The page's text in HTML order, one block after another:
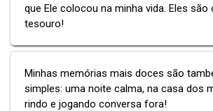
que Ele colocou na minha vida. Eles
tesouro!
Minhas memórias mais doces são
simples: uma noite calma, na casa dos
rindo e jogando conversa fora!